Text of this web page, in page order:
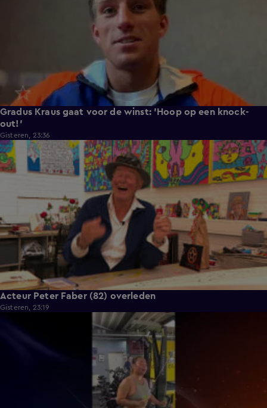
Gradus Kraus gaat voor de winst: 'Hoop op een knock-
out!'
Gisteren, 23:36
2:11
Acteur Peter Faber (82) overleden
Gisteren, 23:19